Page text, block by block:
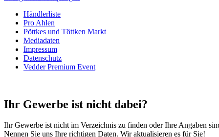
Händlerliste
Pro Ahlen
Pöttkes und Töttken Markt
Mediadaten
Impressum
Datenschutz
Vedder Premium Event
Ihr Gewerbe ist nicht dabei?
Ihr Gewerbe ist nicht im Verzeichnis zu finden oder Ihre Angaben
Nennen Sie uns Ihre richtigen Daten. Wir aktualisieren es für Sie!